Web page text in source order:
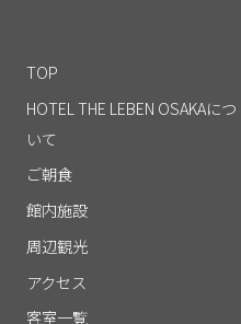
TOP
HOTEL THE LEBEN OSAKAにつ
いて
ご朝食
館内施設
周辺観光
アクセス
客室一覧